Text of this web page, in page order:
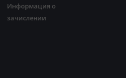
Информация о
зачислении